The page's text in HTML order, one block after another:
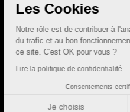
Les Cookies
Notre rôle est de contribuer à
du trafic et au bon
ce site. C'est OK pour vous ?
Lire la politique de confidentialité
Consentements
Je choisis